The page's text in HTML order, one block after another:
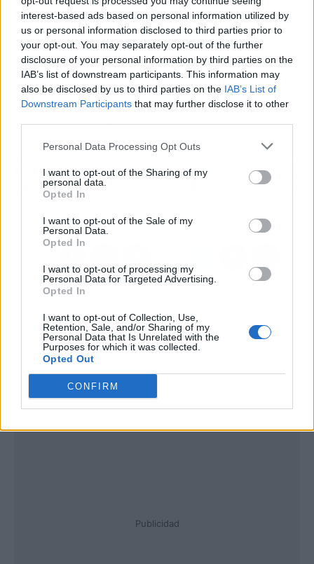
interest-based ads based on personal information utilized by
us or personal information disclosed to third parties prior to
your opt-out. You may separately opt-out of the further
disclosure of your personal information by third parties on the
IAB’s list of downstream participants. This information may
also be disclosed by us to third parties on the IAB’s List of
Downstream Participants that may further disclose it to other
Personal Data Processing Opt Outs
I want to opt-out of the Sharing of my
personal data.
Opted In
I want to opt-out of the Sale of my
Personal Data.
Opted In
I want to opt-out of processing my
Personal Data for Targeted Advertising.
Opted In
I want to opt-out of Collection, Use,
Retention, Sale, and/or Sharing of my
Personal Data that Is Unrelated with the
Purposes for which it was collected.
Opted Out
CONFIRM
mercado y sus características particulares , las
cuales, a su vez, se adaptan a los parámetros
normativos que rigen en la promoción de este
tipo de productos. De este modo, ayudan a las
farmacias y laboratorios a expandirse más allá
de sus establecimientosfísicos y posicionarse
Cómo combatir la alta
inflación
¿Cuál es la mejor época
Publicidad